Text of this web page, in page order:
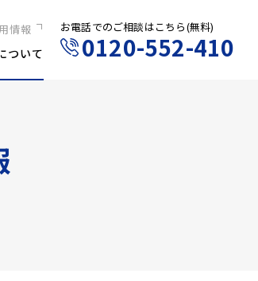
情報
採用
リア採用
ついて
お電話でのご相談はこちら(無料)
0120-552-410